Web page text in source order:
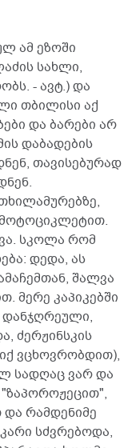
ამ ეზოში
სახლი,
- ავტ.) და
თბილისი აქ
და ბარები არ
დაბადების
თავისებურად
სკოლა რომ
დედა, ას
შალვა
მერე კაპიკებში
დანჯღრეული,
ძერჟინსკის
ვცხოვრობდით),
სადღაც ვარ და
"ზაპოროჟეცით",
რამდენიმე
კარი სძვრებოდა,